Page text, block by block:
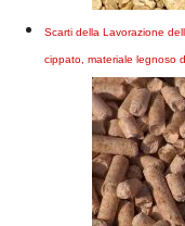
Scarti della Lavorazione
cippato, materiale legnoso